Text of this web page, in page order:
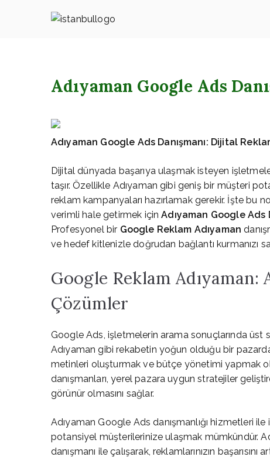
Adıyaman Google Ads
Adıyaman Google Ads Danışmanı: Dijital
Dijital dünyada başarıya ulaşmak isteyen
taşır. Özellikle Adıyaman gibi geniş bir müşteri
reklam kampanyaları hazırlamak gerekir. İşte bu
verimli hale getirmek içinAdıyaman Google Ads
Profesyonel bir Google Reklam Adıyaman
ve hedef kitlenizle doğrudan bağlantı kurmanızı
Google Reklam Adıyaman:
Çözümler
Google Ads, işletmelerin arama sonuçlarında üst
Adıyaman gibi rekabetin yoğun olduğu bir
metinleri oluşturmak ve bütçe yönetimi yapmak
danışmanları, yerel pazara uygun stratejiler
görünür olmasını sağlar.
Adıyaman Google Ads danışmanlığı hizmetleri
potansiyel müşterilerinize ulaşmak mümkündür.
danışmanı ile çalışarak, reklamlarınızın